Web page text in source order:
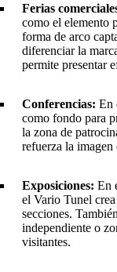
Ferias
como el elemento
forma de arco
diferenciar la
permite presentar
Conferencias: En
como fondo para
la zona de
refuerza la imagen
Exposiciones: En
el Vario Tunel
secciones.
independiente o
visitantes.